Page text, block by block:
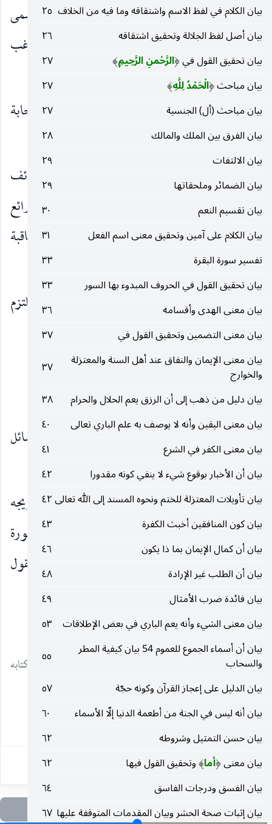
بيان الكلام في لفظ الاسم واشتقاقه وما فيه من الخلاف ٢٥
بيان أصل لفظ الجلالة وتحقيق اشتقاقه
٢٦
بيان تحقيق القول في (الرَّحْمنِ الرَّحِيمِ)
٢٧
بيان مباحث (الْحَمْدُ لِلَّهِ)
٢٧
بيان مباحث (أل) الجنسية
٢٧
بيان الفرق بين الملك والمالك
٢٨
بيان الالتفات
٢٩
بيان الضمائر وملحقاتها
٢٩
بيان تقسيم النعم
٣٠
بيان الكلام على آمين وتحقيق معنى اسم الفعل
٣١
تفسير سورة البقرة
٣٣
بيان تحقيق القول في الحروف المبدوء بها السور
٣٣
بيان معنى الهدى وأقسامه
٣٦
بيان معنى التضمين وتحقيق القول في
٣٧
بيان معنى الإيمان والنفاق عند أهل السنة والمعتزلة
والخوارج
٣٧
بيان دليل من ذهب إلى أن الرزق يعم الحلال والحرام
٣٨
بيان معنى اليقين وأنه لا يوصف به علم الباري تعالى
٤٠
بيان معنى الكفر في الشرع
٤١
بيان أن الأخبار بوقوع شيء لا ينفي كونه مقدورا
٤٢
بيان تأويلات المعتزلة للختم ونحوه المسند إلى الله تعالى٤٢
بيان كون المنافقين أخبث الكفرة
٤٣
بيان أن كمال الإيمان بما ذا يكون
٤٦
بيان أن الطلب غير الإرادة
٤٨
بيان فائدة ضرب الأمثال
٤٩
بيان معنى الشيء وأنه يعم الباري في بعض الإطلاقات ٥٣
بيان أن أسماء الجموع للعموم 54 بيان كيفية المطر
والسحاب
٥٥
بيان الدليل على إعجاز القرآن وكونه حجّة
٥٧
بيان أنه ليس في الجنة من أطعمة الدنيا إلّا الأسماء
٦٠
بيان حسن التمثيل وشروطه
٦٢
بيان معنى (أما) وتحقيق القول فيها
٦٢
بيان الفسق ودرجات الفاسق
٦٤
بيان إثبات صحة الحشر وبيان المقدمات المتوقفة عليها ٦٧
* استمد البيضاوي تفسيره من التفسير الكبير المسمى
«بمفاتيح الغيب» للفخر الرازي ، ومن تفسير الراغب
الأصفهاني.
وضم لذلك بعض الآثار الواردة عن الصحابة
والتابعين.
كما أنه أعمل فيه عقله ، فضمنه نكتا بارعة ، ولطائف
رائعة ، واستنباطات دقيقة ، كل هذا في أسلوب رائع
موجز ، وعبارة تدق أحيانا وتخفى إلّا على ذي بصيرة ثاقبة
، وفطنة نيرة.
* وهو يهتم أحيانا بذكر القراءات ، ولكنه لا يلتزم
المتواتر منها فيذكر الشاذ.
* كما أنه يعرض للصناعة النحوية.
ولكن بدون توسع واستفاضة.
* كما أنه يتعرض عند آيات الأحكام لبعض المسائل
الفقهية بدون توسع منه في ذلك :
وإن كان يظهر لنا أنه يميل غالبا لتأييد مذهبه وترويجه
، فمثلا عند تفسيره لقوله تعالى في الآية (٢٢٨) من سورة
البقرة وَالْمُطَلَّقاتُ يَتَرَبَّصْنَ بِأَنْفُسِهِنَّ ثَلاثَةَ قُرُوءٍ يقول
ما نصه : وقروء جمع قرء ، وهو يطلق للحيض
__________________
(١) اقتبسنا هذا من كلام الدكتور محمد حسين الذهبي في كتابه
«التفسير والمفسرون» (١ / ٢٩٦) وما بعدها.